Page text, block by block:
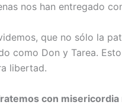
nos han entregado
que no sólo la
como Don y Tarea.
libertad.
con misericordia